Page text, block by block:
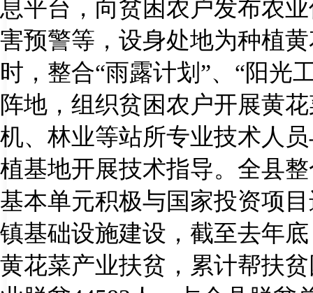
息平台，向贫困农户发布农
害预警等，设身处地为种植
时，整合“雨露计划”、“阳光
阵地，组织贫困农户开展黄
机、林业等站所专业技术人
植基地开展技术指导。全县
基本单元积极与国家投资项
镇基础设施建设，截至去年
黄花菜产业扶贫，累计帮扶